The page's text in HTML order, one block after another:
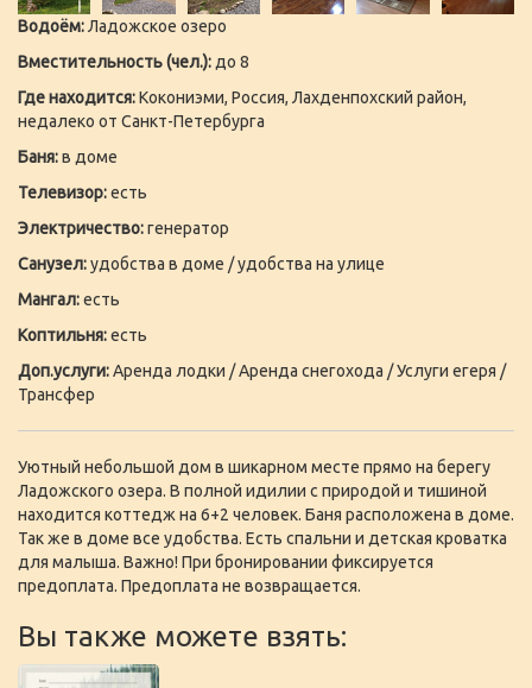
Водоём:Ладожское озеро
Вместительность (чел.): до 8
Где находится:Кокониэми, Россия, Лахденпохский район,
недалеко от Санкт-Петербурга
Баня:в доме
Телевизор:есть
Электричество:генератор
Санузел:удобства в доме / удобства на улице
Мангал:есть
Коптильня:есть
Доп.услуги:Аренда лодки / Аренда снегохода / Услуги егеря /
Трансфер
Уютный небольшой дом в шикарном месте прямо на берегу
Ладожского озера. В полной идилии с природой и тишиной
находится коттедж на 6+2 человек. Баня расположена в доме.
Так же в доме все удобства. Есть спальни и детская кроватка
для малыша. Важно! При бронировании фиксируется
предоплата. Предоплата не возвращается.
Вы также можете взять: